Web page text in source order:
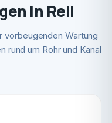
in Reil
vorbeugenden Wartung
rund um Rohr und Kanal